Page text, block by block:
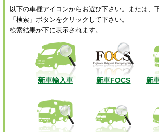
以下の車種アイコンからお選び下さい。または、
「検索」ボタンをクリックして下さい。
検索結果が下に表示されます。
新車輸入車 新車FOCS 新